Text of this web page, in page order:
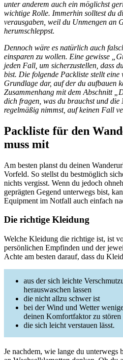
unter anderem auch ein möglichst
wichtige Rolle. Immerhin solltest du
verausgaben, weil du Unmengen an
herumschleppst.
Dennoch wäre es natürlich auch
einsparen zu wollen. Eine gewisse
jeden Fall, um sicherzustellen, dass
bist. Die folgende Packliste stellt eine
Grundlage dar, auf der du aufbauen
Zusammenhang mit dem Abschnitt
dich fragen, was du brauchst und die
regelmäßig nimmst, auf keinen Fall
Packliste für den
muss mit
Am besten planst du deinen
Vorfeld. So stellst du bestmöglich
nichts vergisst. Wenn du jedoch
geprägten Gegend unterwegs bist,
Equipment im Notfall auch einfach
Die richtige Kleidung
Welche Kleidung die richtige ist, ist
persönlichen Empfinden und der
Achte am besten darauf, dass du
aus der sich leichte
herauswaschen lassen
die nicht allzu schwer ist
bei der Wind und Wetter
deinen Komfortfaktor zu stören
die sich leicht verstauen lässt.
Je nachdem, wie lange du unterwegs